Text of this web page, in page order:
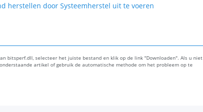
herstellen door Systeemherstel uit te voeren
bitsperf.dll, selecteer het juiste bestand en klik op de link "Downloaden". Als u niet
artikel of gebruik de automatische methode om het probleem op te